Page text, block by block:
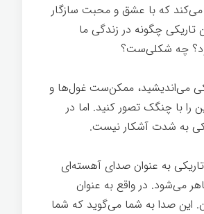
که با عشق و محبت سازگار
تاریکی چگونه در زندگی ما
چه شکلی‌ست؟
می‌اندیشید، ممکن‌ست غول‌ها و
را با چنگک تصور کنید. اما در
به شدت آشکار نیست.
به عنوان صدای آهسته‌ای
می‌شود. در واقع به عنوان
این صدا به شما می‌گوید که شما